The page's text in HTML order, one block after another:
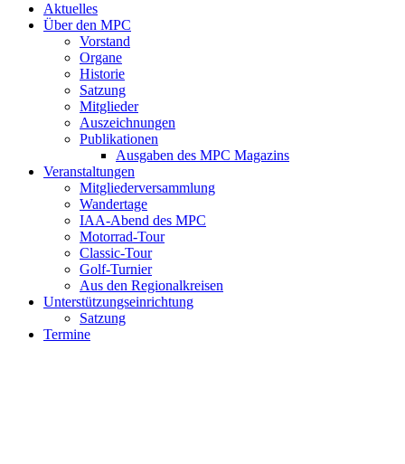
Aktuelles
Über den MPC
Vorstand
Organe
Historie
Satzung
Mitglieder
Auszeichnungen
Publikationen
Ausgaben des MPC Magazins
Veranstaltungen
Mitgliederversammlung
Wandertage
IAA-Abend des MPC
Motorrad-Tour
Classic-Tour
Golf-Turnier
Aus den Regionalkreisen
Unterstützungseinrichtung
Satzung
Termine